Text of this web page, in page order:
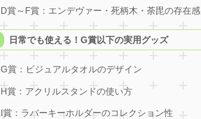
D賞～F賞：エンデヴァー・死柄木・荼毘の存在感
日常でも使える！G賞以下の実用グッズ
G賞：ビジュアルタオルのデザイン
H賞：アクリルスタンドの使い方
I賞：ラバーキーホルダーのコレクション性